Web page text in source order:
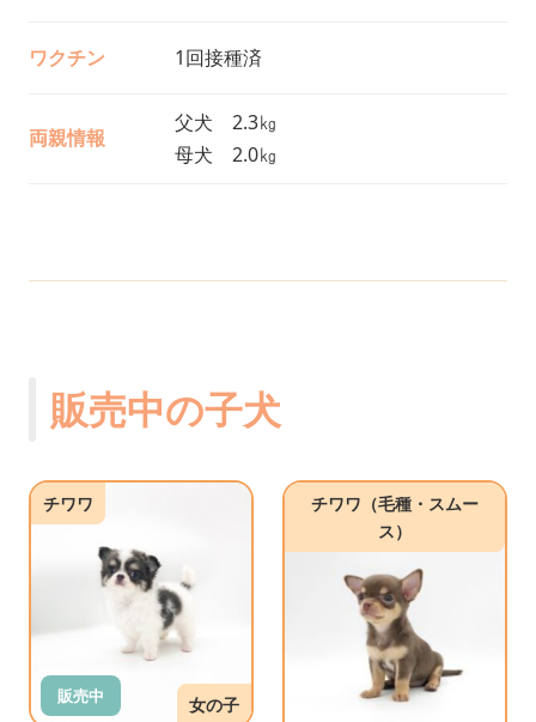
ワクチン 1回接種済
両親情報
父犬 2.3㎏
母犬 2.0㎏
販売中の子犬
チワワ
販売中 女の子
チワワ（毛種・スムー
ス）